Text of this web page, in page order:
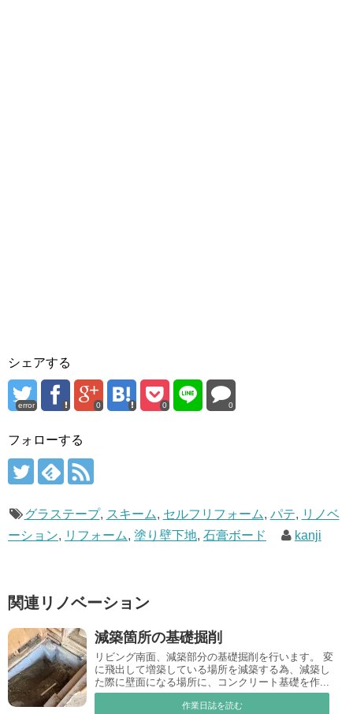
シェアする
error 0 0 0
フォローする
グラステープ, スキーム, セルフリフォーム, パテ, リノベ
ーション, リフォーム, 塗り壁下地, 石膏ボード kanji
関連リノベーション
減築箇所の基礎掘削
リビング南面、減築部分の基礎掘削を行います。 変
に飛出して増築している場所を減築する為、減築し
た際に壁面になる場所に、コンクリート基礎を作...
作業日誌を読む